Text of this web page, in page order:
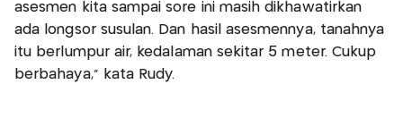
asesmen kita sampai sore ini masih dikhawatirkan
ada longsor susulan. Dan hasil asesmennya, tanahnya
itu berlumpur air, kedalaman sekitar 5 meter. Cukup
berbahaya,” kata Rudy.